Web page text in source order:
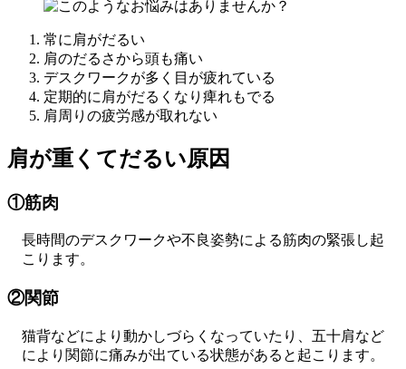
常に肩がだるい
肩のだるさから頭も痛い
デスクワークが多く目が疲れている
定期的に肩がだるくなり痺れもでる
肩周りの疲労感が取れない
肩が重くてだるい原因
①筋肉
長時間のデスクワークや不良姿勢による筋肉の緊張し起
こります。
②関節
猫背などにより動かしづらくなっていたり、五十肩など
により関節に痛みが出ている状態があると起こります。